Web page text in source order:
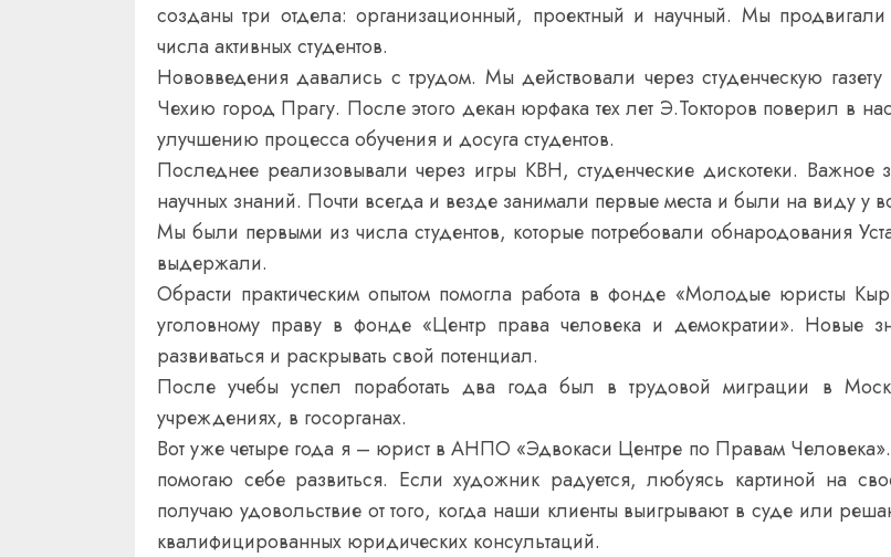
созданы три отдела: организационный, проектный и научный. Мы
числа активных студентов.
Нововведения давались с трудом. Мы действовали через студенческую
Чехию город Прагу. После этого декан юрфака тех лет Э.Токторов поверил в
улучшению процесса обучения и досуга студентов.
Последнее реализовывали через игры КВН, студенческие дискотеки. Важное
научных знаний. Почти всегда и везде занимали первые места и были на виду у
Мы были первыми из числа студентов, которые потребовали обнародования
выдержали.
Обрасти практическим опытом помогла работа в фонде «Молодые юристы
уголовному праву в фонде «Центр права человека и демократии». Новые
развиваться и раскрывать свой потенциал.
После учебы успел поработать два года был в трудовой миграции в
учреждениях, в госорганах.
Вот уже четыре года я – юрист в АНПО «Эдвокаси Центре по Правам
помогаю себе развиться. Если художник радуется, любуясь картиной на
получаю удовольствие от того, когда наши клиенты выигрывают в суде или
квалифицированных юридических консультаций.